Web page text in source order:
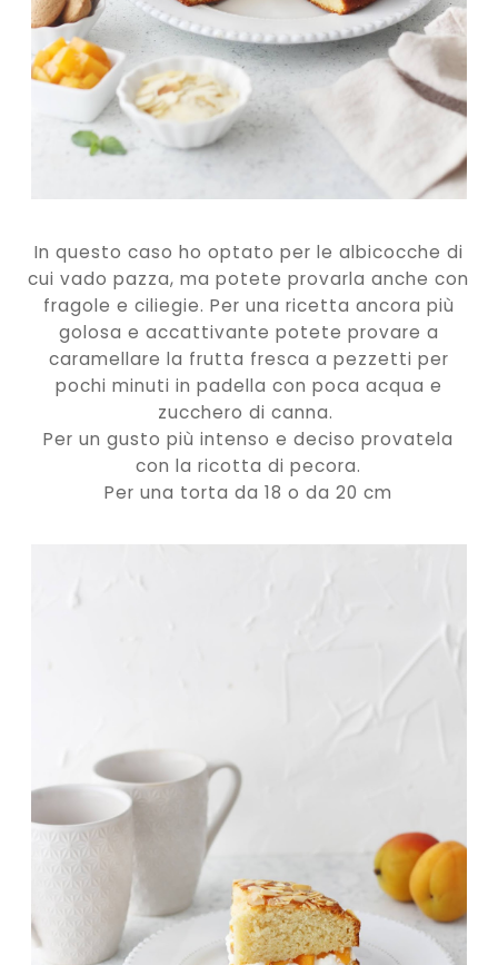
In questo caso ho optato per le albicocche di
cui vado pazza, ma potete provarla anche con
fragole e ciliegie. Per una ricetta ancora più
golosa e accattivante potete provare a
caramellare la frutta fresca a pezzetti per
pochi minuti in padella con poca acqua e
zucchero di canna.
Per un gusto più intenso e deciso provatela
con la ricotta di pecora.
Per una torta da 18 o da 20 cm